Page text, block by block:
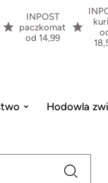
INPOST
paczkomat
od 14,99
Hodowla